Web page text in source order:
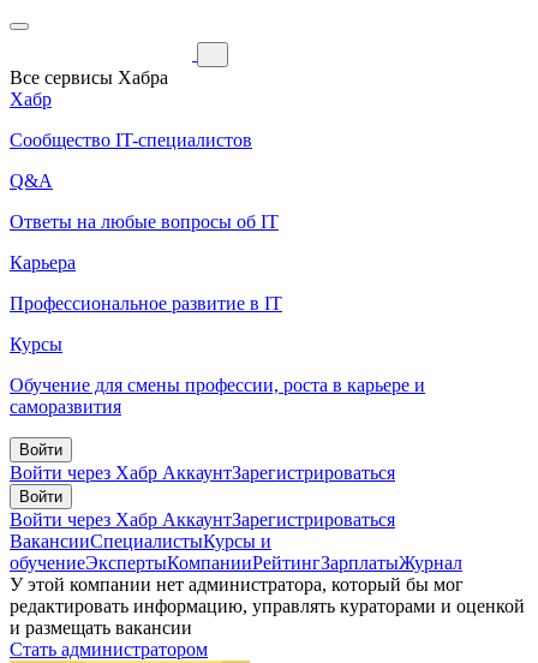
Все сервисы Хабра
Хабр
Сообщество IT-специалистов
Q&A
Ответы на любые вопросы об IT
Карьера
Профессиональное развитие в IT
Курсы
Обучение для смены профессии, роста в карьере и
саморазвития
Войти
Войти через Хабр АккаунтЗарегистрироваться
Войти
Войти через Хабр АккаунтЗарегистрироваться
ВакансииСпециалистыКурсы и
обучениеЭкспертыКомпанииРейтингЗарплатыЖурнал
У этой компании нет администратора, который бы мог
редактировать информацию, управлять кураторами и оценкой
и размещать вакансии
Стать администратором